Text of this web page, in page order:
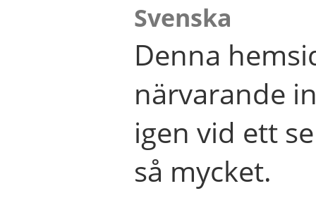
Svenska
Denna
närvarande
igen vid ett
så mycket.